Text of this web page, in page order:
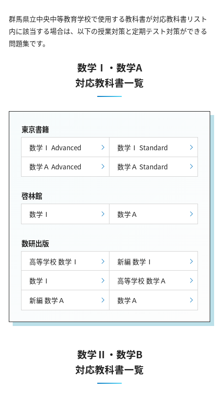
群馬県立中央中等教育学校で使用する教科書が対応教科書リスト
内に該当する場合は、以下の授業対策と定期テスト対策ができる
問題集です。
数学Ⅰ・数学A
対応教科書一覧
東京書籍
数学Ⅰ Advanced
数学Ⅰ Standard
数学Ａ Advanced
数学Ａ Standard
啓林館
数学Ⅰ 数学Ａ
数研出版
高等学校 数学Ⅰ
新編 数学Ⅰ
数学Ⅰ
高等学校 数学Ａ
新編 数学Ａ
数学Ａ
数学Ⅱ・数学B
対応教科書一覧